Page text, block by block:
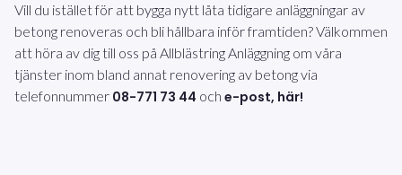
Vill du istället för att bygga nytt låta tidigare anläggningar av
betong renoveras och bli hållbara inför framtiden? Välkommen
att höra av dig till oss på Allblästring Anläggning om våra
tjänster inom bland annat renovering av betong via
telefonnummer 08-771 73 44 och e-post, här!